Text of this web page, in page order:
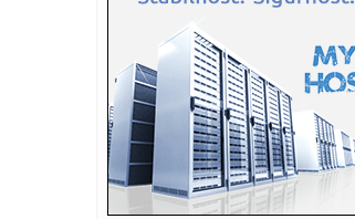
10:14:
nekoliko...
10:14:VELIKI UDARAC ZA
klub i poja...
10:12:Jede vam se nešto
urmama i kikir...
10:12:Isplata julskih penzija